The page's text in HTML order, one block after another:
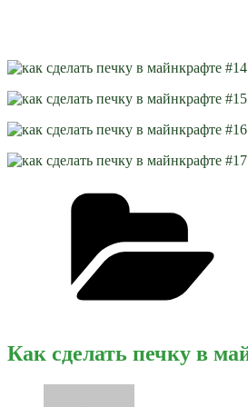
Как сделать печку в